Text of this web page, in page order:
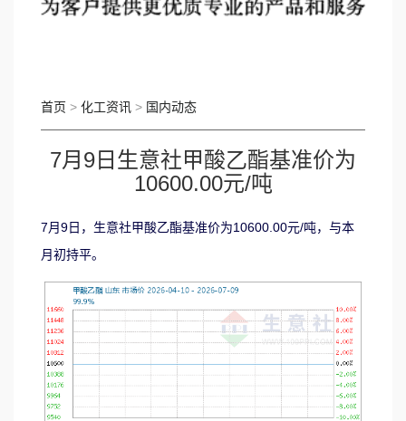
首页 > 化工资讯 > 国内动态
7月9日生意社甲酸乙酯基准价为
10600.00元/吨
7月9日，生意社甲酸乙酯基准价为10600.00元/吨，与本
月初持平。